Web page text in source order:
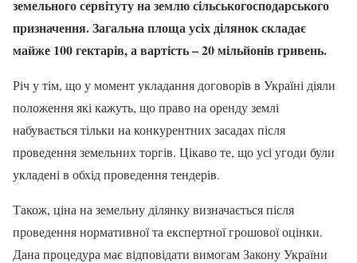
земельного сервітуту на землю сільськогосподарського
призначення. Загальна площа усіх ділянок складає
майже 100 гектарів, а вартість – 20 мільйонів гривень.
Річ у тім, що у момент укладання договорів в Україні діяли
положення які кажуть, що право на оренду землі
набувається тільки на конкурентних засадах після
проведення земельних торгів. Цікаво те, що усі угоди були
укладені в обхід проведення тендерів.
Також, ціна на земельну ділянку визначається після
проведення нормативної та експертної грошової оцінки.
Дана процедура має відповідати вимогам Закону України